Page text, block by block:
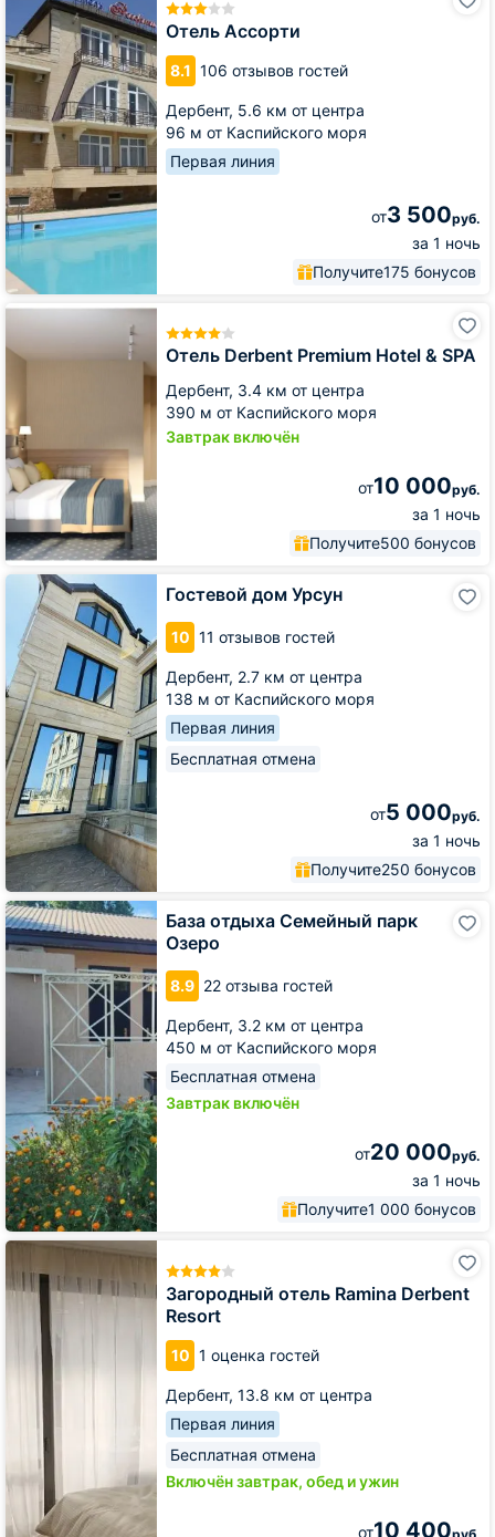
Отель Ассорти
8.1 106 отзывов гостей
Дербент, 5.6 км от центра
96 м от Каспийского моря
Первая линия
от3 500руб.
за 1 ночь
Получите175 бонусов
Ассорти
Отель Derbent Premium Hotel & SPA
Дербент, 3.4 км от центра
390 м от Каспийского моря
Завтрак включён
от10 000руб.
за 1 ночь
Получите500 бонусов
Отель
Premium
SPA
Гостевой дом Урсун
10 11 отзывов гостей
Дербент, 2.7 км от центра
138 м от Каспийского моря
Первая линия
Бесплатная отмена
от5 000руб.
за 1 ночь
Получите250 бонусов
Гостевой
Урсун
База отдыха Семейный парк
Озеро
8.9 22 отзыва гостей
Дербент, 3.2 км от центра
450 м от Каспийского моря
Бесплатная отмена
Завтрак включён
от20 000руб.
за 1 ночь
Получите1 000 бонусов
База
отдыха
Семейный
парк
Загородный отель Ramina Derbent
Resort
10 1 оценка гостей
Дербент, 13.8 км от центра
Первая линия
Бесплатная отмена
Включён завтрак, обед и ужин
от10 400руб.
Загородный
отель
Ramina
Derbent
Resort